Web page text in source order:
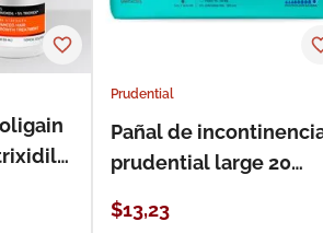
Prudential
Pañal de
prudential large 20
$13,23